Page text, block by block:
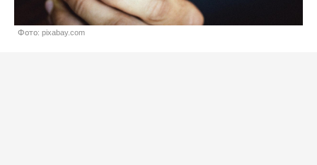
Фото: pixabay.com